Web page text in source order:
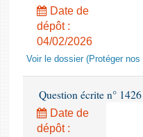
Date de
dépôt :
04/02/2026
Voir le dossier (Protéger
Question écrite n°
Date de
dépôt :